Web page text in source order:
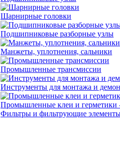
Шарнирные головки
Подшипниковые разборные узлы
Манжеты, уплотнения, сальники
Промышленные трансмиссии
Инструменты для монтажа и
Промышленные клеи и
Фильтры и фильтрующие